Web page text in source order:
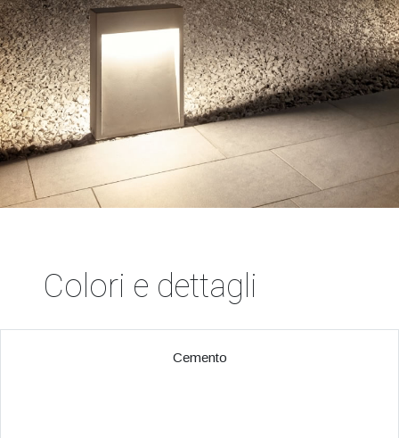
Colori e dettagli
Cemento